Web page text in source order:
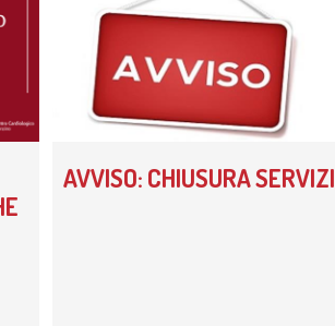
AVVISO: CHIUSURA SERVIZI